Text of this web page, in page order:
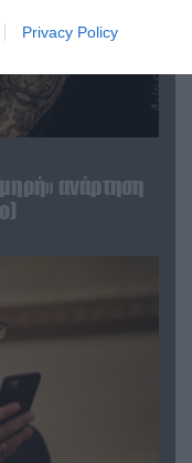
Privacy Policy
ανάρτηση